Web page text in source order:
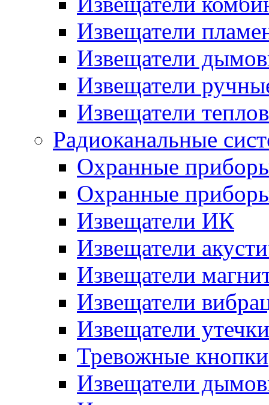
Извещатели
Извещатели
Извещатели
Извещатели
Радиоканальные
Охранные
Охранные
Извещатели ИК
Извещатели
Извещатели
Извещатели
Извещатели утечки
Тревожные кнопки
Извещатели